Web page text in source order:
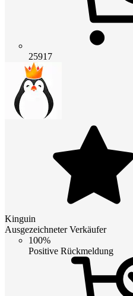
25917
Kinguin
Ausgezeichneter Verkäufer
100%
Positive Rückmeldung